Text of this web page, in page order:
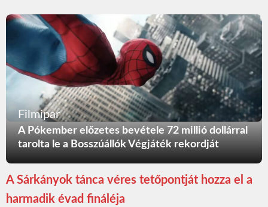
Filmipar
A Pókember előzetes bevétele 72 millió dollárral
tarolta le a Bosszúállók Végjáték rekordját
A Sárkányok tánca véres tetőpontját hozza el a
harmadik évad fináléja